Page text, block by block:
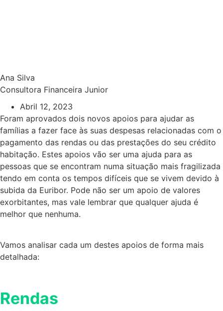
Ana Silva
Consultora Financeira Junior
Abril 12, 2023
Foram aprovados dois novos apoios para ajudar as
famílias a fazer face às suas despesas relacionadas com o
pagamento das rendas ou das prestações do seu crédito
habitação. Estes apoios vão ser uma ajuda para as
pessoas que se encontram numa situação mais fragilizada
tendo em conta os tempos difíceis que se vivem devido à
subida da Euribor. Pode não ser um apoio de valores
exorbitantes, mas vale lembrar que qualquer ajuda é
melhor que nenhuma.
Vamos analisar cada um destes apoios de forma mais
detalhada:
Rendas